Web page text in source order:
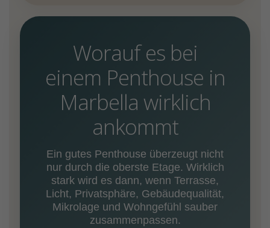
Worauf es bei
einem Penthouse in
Marbella wirklich
ankommt
Ein gutes Penthouse überzeugt nicht
nur durch die oberste Etage. Wirklich
stark wird es dann, wenn Terrasse,
Licht, Privatsphäre, Gebäudequalität,
Mikrolage und Wohngefühl sauber
zusammenpassen.